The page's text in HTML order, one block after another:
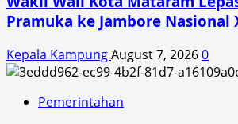
Pramuka ke Jambore Nasional
Kepala KampungAugust 7, 20260
Pemerintahan